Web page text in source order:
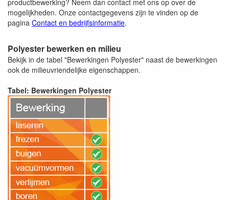
mogelijkheden. Onze contactgegevens zijn te vinden op de
pagina Contact en bedrijfsinformatie.
Polyester bewerken en milieu
Bekijk in de tabel "Bewerkingen Polyester" naast de bewerkingen
ook de milieuvriendelijke eigenschappen.
Tabel: Bewerkingen Polyester